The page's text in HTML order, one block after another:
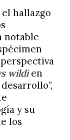
hallazgo
notable
wildien
y su
los